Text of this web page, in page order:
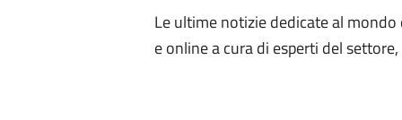
Le ultime notizie dedicate al
e online a cura di esperti del